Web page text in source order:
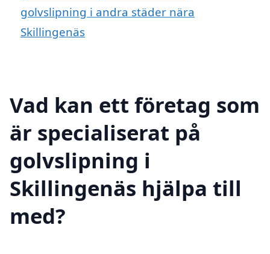
golvslipning i andra städer nära
Skillingenäs
Vad kan ett företag som
är specialiserat på
golvslipning i
Skillingenäs hjälpa till
med?